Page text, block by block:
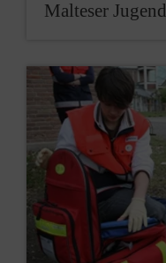
Malteser Jugend